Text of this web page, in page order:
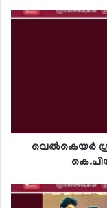
വെല്‍കെയര്‍